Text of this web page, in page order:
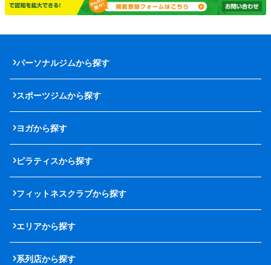
パーソナルジムから探す
スポーツジムから探す
ヨガから探す
ピラティスから探す
フィットネスクラブから探す
エリアから探す
系列店から探す